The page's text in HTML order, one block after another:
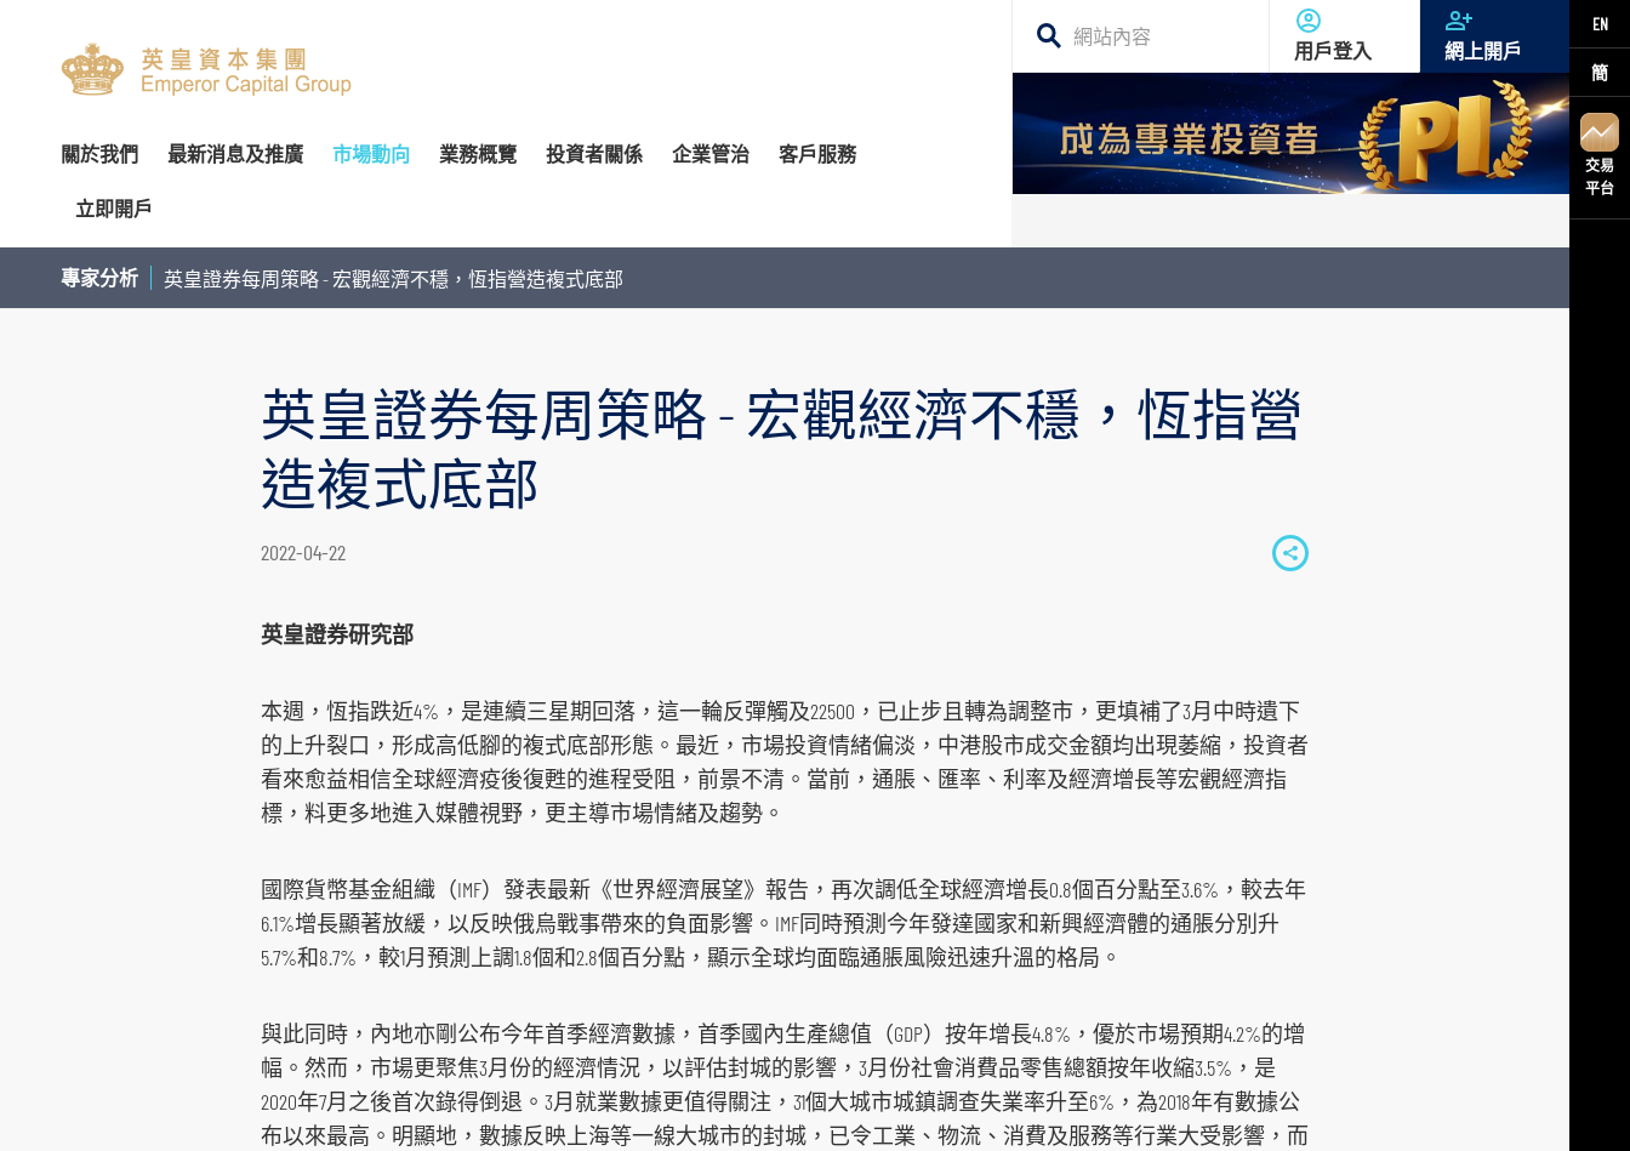
EN
簡
交易
平台
關於我們
關於我們
管理團隊
聯絡我們
最新消息及推廣 市場動向
專家分析
個股推介
季度策略/專題報告
每日股市財經評論
業務概覽
環球投資產品
股票期權
股票融資融券
基金買賣
認股證及牛熊證
滬港通及深港通
財富管理
企業融資
財務貸款
投資移民
市場策略及研究​
投資者關係
企業資料
董事名單與其角色和職能
公告
投資者資訊
股東須知
以電子方式傳送公司通訊
投資者關係查詢
企業管治
簡介
審核委員會
提名委員會
企業管治委員會
內部監控
客戶服務
開設戶口
服務及收費
提存方法
交易平台
立即開戶
網上開戶（建議使用）
親臨開戶
注意事項
搜
網
內
用戶登入 網上開戶
專家分析 英皇證券每周策略 - 宏觀經濟不穩，恆指營造複式底部
英皇證券每周策略 - 宏觀經濟不穩，恆指營
造複式底部
2022-04-22
S
e
t
c
e
i
英皇證券研究部
本週，恆指跌近4%，是連續三星期回落，這一輪反彈觸及22500，已止步且轉為調整市，更填補了3月中時遺下
的上升裂口，形成高低腳的複式底部形態。最近，市場投資情緒偏淡，中港股市成交金額均出現萎縮，投資者
看來愈益相信全球經濟疫後復甦的進程受阻，前景不清。當前，通脹、匯率、利率及經濟增長等宏觀經濟指
標，料更多地進入媒體視野，更主導市場情緒及趨勢。
國際貨幣基金組織（IMF）發表最新《世界經濟展望》報告，再次調低全球經濟增長0.8個百分點至3.6%，較去年
6.1%增長顯著放緩，以反映俄烏戰事帶來的負面影響。IMF同時預測今年發達國家和新興經濟體的通脹分別升
5.7%和8.7%，較1月預測上調1.8個和2.8個百分點，顯示全球均面臨通脹風險迅速升溫的格局。
與此同時，內地亦剛公布今年首季經濟數據，首季國內生產總值（GDP）按年增長4.8%，優於市場預期4.2%的增
幅。然而，市場更聚焦3月份的經濟情況，以評估封城的影響，3月份社會消費品零售總額按年收縮3.5%，是
2020年7月之後首次錄得倒退。3月就業數據更值得關注，31個大城市城鎮調查失業率升至6%，為2018年有數據公
布以來最高。明顯地，數據反映上海等一線大城市的封城，已令工業、物流、消費及服務等行業大受影響，而